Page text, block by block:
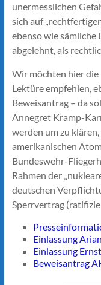
unermesslichen
sich auf
ebenso wie
abgelehnt, als
Wir möchten hier die
Lektüre empfehlen,
Beweisantrag – da
Annegret Kramp-
werden um zu
amerikanischen
Bundeswehr-
Rahmen der
deutschen
Sperrvertrag
Einlassung
Einlassung
Beweisantrag